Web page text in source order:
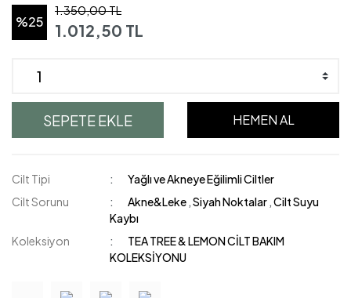
%25
1.350,00 TL
1.012,50 TL
SEPETE EKLE HEMEN AL
Cilt Tipi
Yağlı ve Akneye Eğilimli Ciltler
Cilt Sorunu
Akne&Leke ,Siyah Noktalar ,Cilt Suyu
Kaybı
Koleksiyon
TEA TREE & LEMON CİLT BAKIM
KOLEKSİYONU